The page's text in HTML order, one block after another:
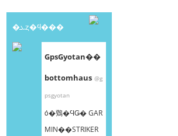
�ܥȥ�ϥ���
GpsGyotan��
bottomhaus @g
psgyotan
ȯ�䳫�ϤǤ� GAR
MIN��STRIKER